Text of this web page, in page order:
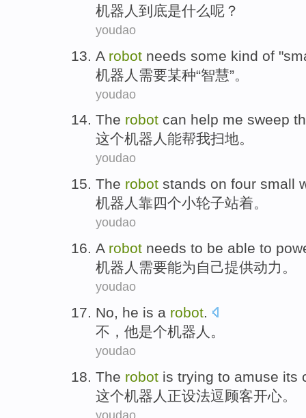
机器人 到底是什么呢？
youdao
A robot needs some kind of "
机器人 需要某种“智慧”。
youdao
The robot can help me sweep
这个机器人 能帮我扫地。
youdao
The robot stands on four small
机器人 靠四个小轮子站着。
youdao
A robot needs to be able to
机器人 需要能为 自己提供动力。
youdao
No, he is a robot.
不 ， 他是个机器人 。
youdao
The robot is trying to amuse its
这个机器人 正设法逗顾客开心。
youdao